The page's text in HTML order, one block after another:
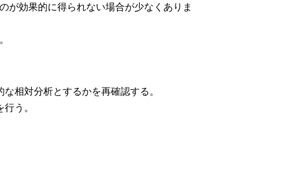
が効果的に得られない場合が少なくありま
相対分析とするかを再確認する。
う。